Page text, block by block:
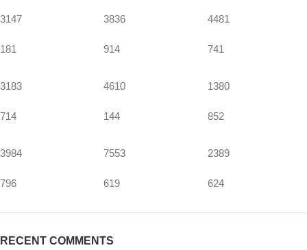
3147
181
3836
914
4481
741
3183
714
4610
144
1380
852
3984
796
7553
619
2389
624
RECENT COMMENTS